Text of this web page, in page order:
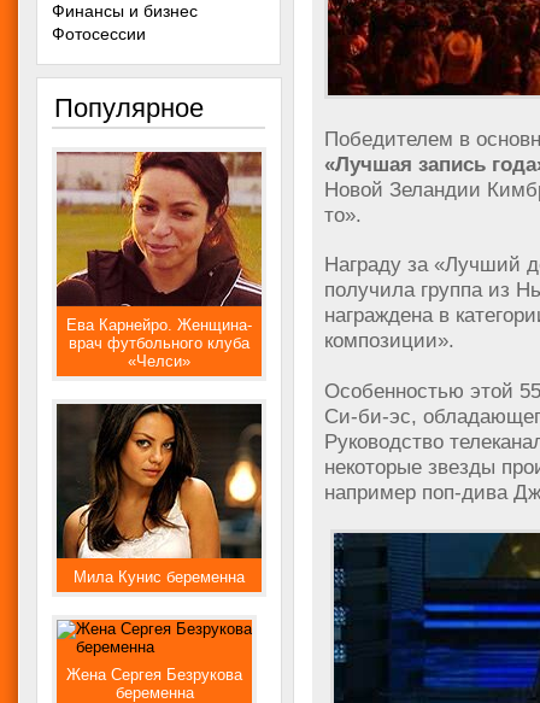
Победителем в
«Лучшая запись
Новой Зеландии
то».
Награду за «Лучший
получила группа из
награждена в
композиции».
Особенностью этой
Си-би-эс,
Руководство
некоторые звезды
например поп-дива
Финансы и бизнес
Фотосессии
Популярное
Ева Карнейро. Женщина-
врач футбольного клуба
«Челси»
Мила Кунис беременна
Жена Сергея Безрукова
беременна